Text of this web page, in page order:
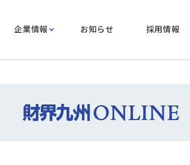
企業情報 お知らせ 採用情報